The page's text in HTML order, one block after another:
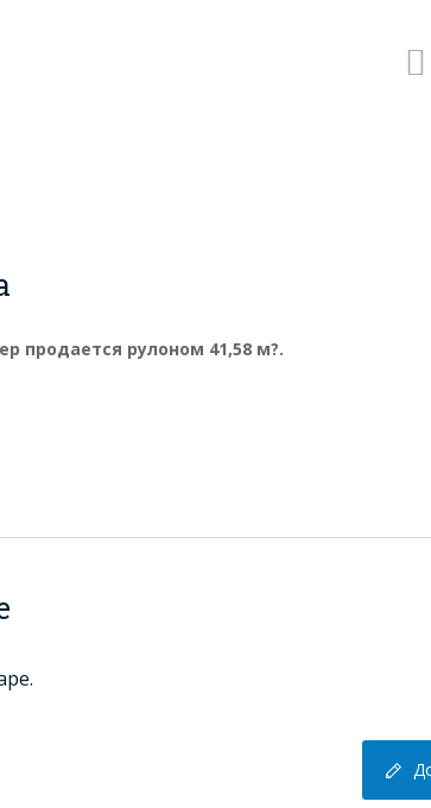
продается рулоном 41,58 м?.